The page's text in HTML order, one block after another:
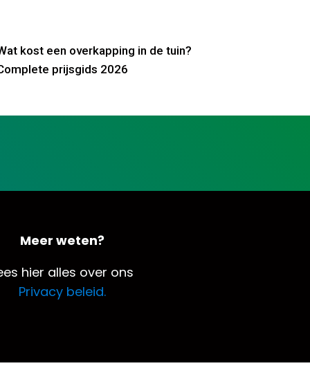
kost een overkapping in de tuin?
prijsgids 2026
Meer weten?
hier alles over ons
Privacy beleid.